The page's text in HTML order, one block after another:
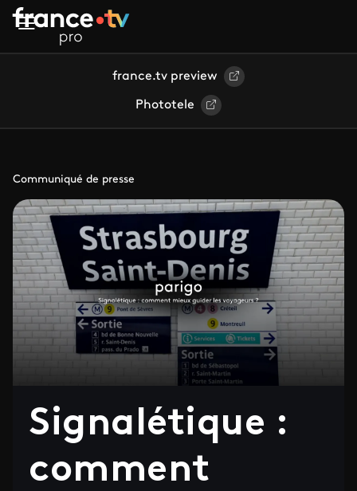
Aller au contenu principal
france.tv preview
Phototele
Communiqué de presse
Signalétique :
comment